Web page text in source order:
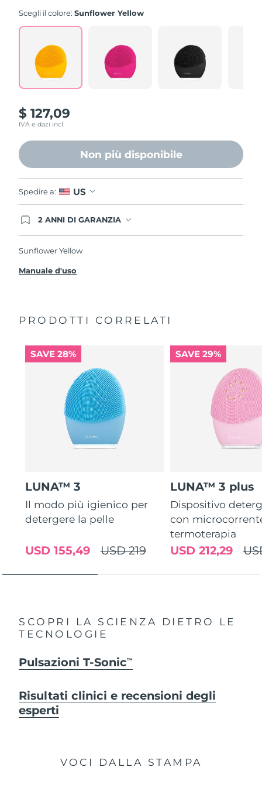
rating
Read
Reviews.
Same
page
Scegli il colore:Sunflower Yellow
$ 127,09
IVA e dazi incl.
Non più disponibile
Spedire a: US
2 ANNI DI GARANZIA
che, in caso di difetti nei primi 2 anni dalla data di
gratuitamente.
Sunflower Yellow
Manuale d'uso
PRODOTTI CORRELATI
SAVE 28%
LUNA™ 3
Il modo più igienico per
detergere la pelle
USD 219
USD 155,49
SAVE 29%
LUNA™ 3 plus
Dispositivo
con
termoterapia
USD 212,29
SCOPRI LA SCIENZA DIETRO LE
TECNOLOGIE
Pulsazioni T-SonicTM
Risultati clinici e recensioni degli
esperti
VOCI DALLA STAMPA